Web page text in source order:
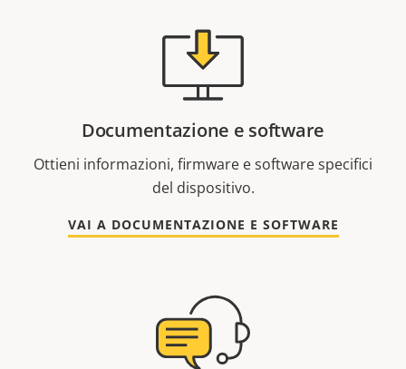
Documentazione e software
Ottieni informazioni, firmware e software specifici
del dispositivo.
VAI A DOCUMENTAZIONE E SOFTWARE